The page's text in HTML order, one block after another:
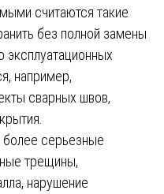
считаются такие
без полной замены
эксплуатационных
например,
сварных швов,
серьезные
трещины,
нарушение